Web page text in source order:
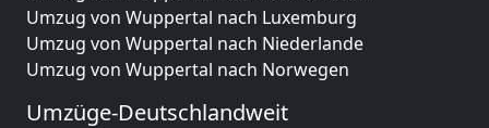
Umzug von Wuppertal nach Luxemburg
Umzug von Wuppertal nach Niederlande
Umzug von Wuppertal nach Norwegen
Umzüge-Deutschlandweit